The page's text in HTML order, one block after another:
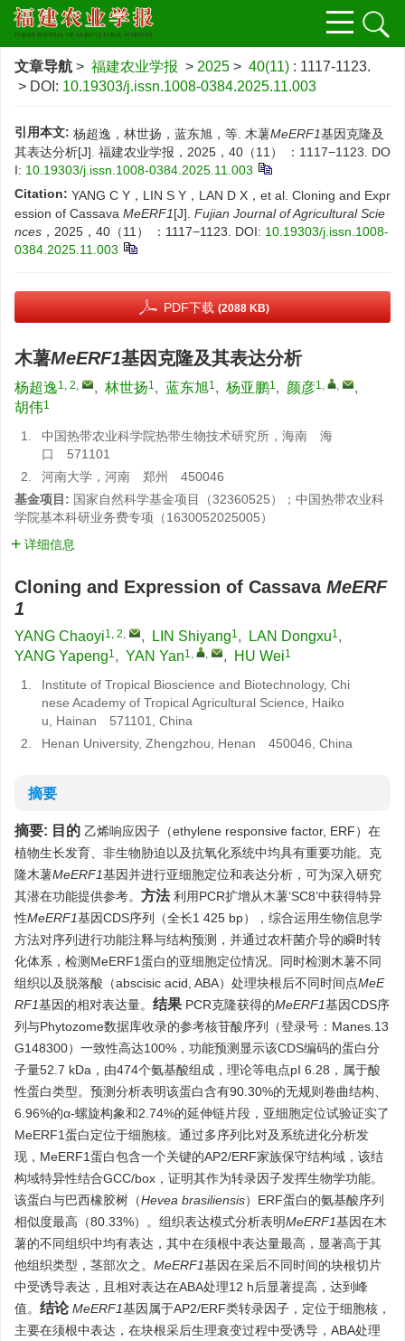
文章导航 > 福建农业学报 > 2025 > 40(11) : 1117-1123.
> DOI: 10.19303/j.issn.1008-0384.2025.11.003
引用本文: 杨超逸，林世扬，蓝东旭，等. 木薯MeERF1基因克隆及
其表达分析[J]. 福建农业学报，2025，40（11） ：1117−1123.
DO
I: 10.19303/j.issn.1008-0384.2025.11.003
Citation: YANG C Y，LIN S Y，LAN D X，et al. Cloning and Expr
ession of Cassava MeERF1[J]. Fujian Journal of Agricultural Scie
nces ，2025，40（11） ：1117−1123. DOI: 10.19303/j.issn.1008-
0384.2025.11.003
PDF下载 (2088 KB)
木薯MeERF1基因克隆及其表达分析
杨超逸1, 2, , 林世扬1, 蓝东旭1, 杨亚鹏1, 颜彦1, ,
,
胡伟1
1.
中国热带农业科学院热带生物技术研究所，海南 海
口 571101
2.
河南大学，河南 郑州 450046
基金项目: 国家自然科学基金项目（32360525）；中国热带农业科
学院基本科研业务费专项（1630052025005）
详细信息
Cloning and Expression of Cassava MeERF
1
YANG Chaoyi1, 2, , LIN Shiyang1, LAN Dongxu1,
YANG Yapeng1, YAN Yan1, , , HU Wei1
1.
Institute of Tropical Bioscience and Biotechnology, Chi
nese Academy of Tropical Agricultural Science, Haiko
u, Hainan 571101, China
2.
Henan University, Zhengzhou, Henan 450046, China
摘要
摘要: 目的 乙烯响应因子（ethylene responsive factor, ERF）在
植物生长发育、非生物胁迫以及抗氧化系统中均具有重要功能。克
隆木薯MeERF1基因并进行亚细胞定位和表达分析，可为深入研究
其潜在功能提供参考。 方法 利用PCR扩增从木薯‘SC8’中获得特异
性MeERF1基因CDS序列（全长1 425 bp），综合运用生物信息学
方法对序列进行功能注释与结构预测，并通过农杆菌介导的瞬时转
化体系，检测MeERF1蛋白的亚细胞定位情况。同时检测木薯不同
组织以及脱落酸（abscisic acid, ABA）处理块根后不同时间点MeE
RF1基因的相对表达量。 结果 PCR克隆获得的MeERF1基因CDS序
列与Phytozome数据库收录的参考核苷酸序列（登录号：Manes.13
G148300）一致性高达100%，功能预测显示该CDS编码的蛋白分
子量52.7 kDa，由474个氨基酸组成，理论等电点pI 6.28，属于酸
性蛋白类型。预测分析表明该蛋白含有90.30%的无规则卷曲结构、
6.96%的α-螺旋构象和2.74%的延伸链片段，亚细胞定位试验证实了
MeERF1蛋白定位于细胞核。通过多序列比对及系统进化分析发
现，MeERF1蛋白包含一个关键的AP2/ERF家族保守结构域，该结
构域特异性结合GCC/box，证明其作为转录因子发挥生物学功能。
该蛋白与巴西橡胶树（Hevea brasiliensis）ERF蛋白的氨基酸序列
相似度最高（80.33%）。组织表达模式分析表明MeERF1基因在木
薯的不同组织中均有表达，其中在须根中表达量最高，显著高于其
他组织类型，茎部次之。 MeERF1基因在采后不同时间的块根切片
中受诱导表达，且相对表达在ABA处理12 h后显著提高，达到峰
值。 结论 MeERF1基因属于AP2/ERF类转录因子，定位于细胞核，
主要在须根中表达，在块根采后生理衰变过程中受诱导，ABA处理